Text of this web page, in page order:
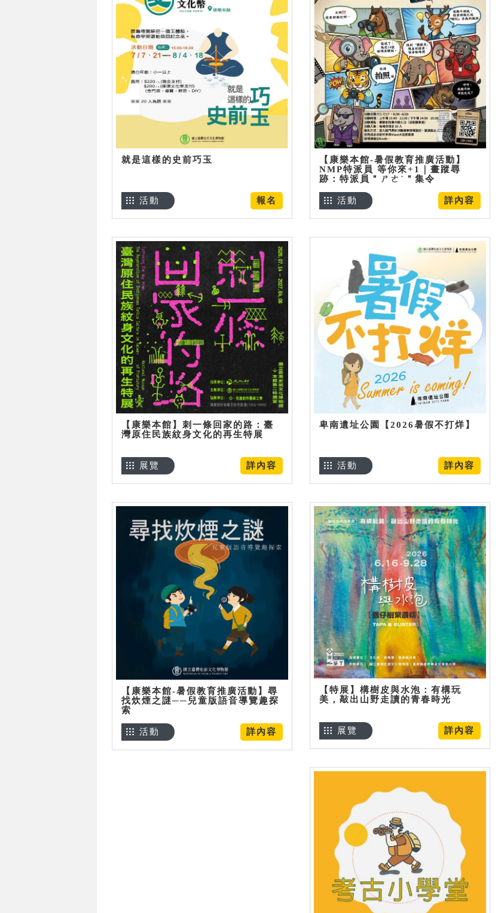
就是這樣的史前巧玉
報名
活動
【康樂本館-暑假教育推廣活動】
NMP特派員 等你來+1｜畫蹤尋
跡：特派員＂ㄕㄜˋ＂集令
詳內容
活動
【康樂本館】刺一條回家的路：臺
灣原住民族紋身文化的再生特展
詳內容
展覽
卑南遺址公園【2026暑假不打烊】
詳內容
活動
【康樂本館-暑假教育推廣活動】尋
找炊煙之謎──兒童版語音導覽趣探
索
詳內容
活動
【特展】構樹皮與水泡：有構玩
美，敲出山野走讀的青春時光
詳內容
展覽